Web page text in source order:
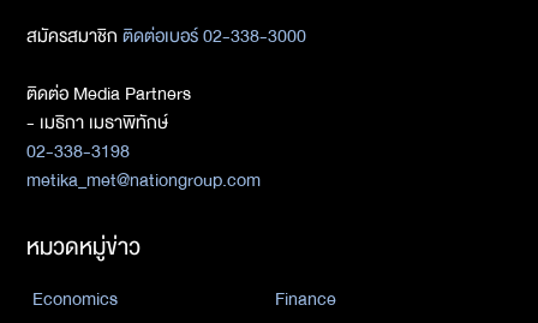
สมัครสมาชิกติดต่อเบอร์ 02-338-3000
ติดต่อ Media Partners
- เมธิกา เมธาพิทักษ์
02-338-3198
metika_met@nationgroup.com
หมวดหมู่ข่าว
Economics
Finance